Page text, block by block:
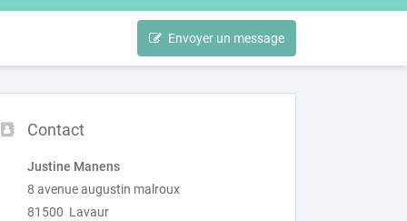
Envoyer un message
Contact
Justine Manens
8 avenue augustin malroux
81500 Lavaur